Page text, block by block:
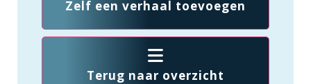
Zelf een verhaal toevoegen
Terug naar overzicht